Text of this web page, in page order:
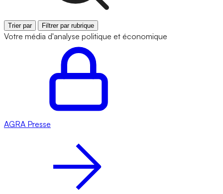
Trier par Filtrer par rubrique
Votre média d'analyse politique et économique
AGRA Presse